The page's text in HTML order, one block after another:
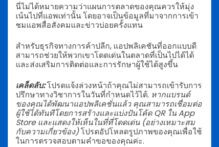
นี่ไม่ได้หมายความว่าแผนการตลาดของคุณควรให้มุ่ง
เน้นไปที่แอพเท่านั้น โดยอาจเป็นข้อมูลที่มาจากการเข้า
ชมแอพสื่อสังคมและข่าวบ่อยครั้งแทน
สำหรับธุรกิจทางการค้าปลีก, แอปพลิเคชันที่ออกแบบดี
สามารถช่วยให้พวกเขาโดดเด่นในตลาดที่เป็นไปได้ได้
และส่งเสริมการติดต่อและการรักษาผู้ใช้ได้สูงขึ้น
เคล็ดลับ:โปรดแจ้งล่วงหน้าถ้าคุณไม่สามารถเข้ารับการ
ปรึกษาทางวิชาการในวันที่กำหนดไว้ได้. หากแบรนด์
ของคุณได้พัฒนาแอปพลิเคชั่นแล้ว คุณสามารถเชื่อมต่อ
ผู้ใช้ได้ทันทีโดยการสร้างและแบ่งปันโค้ด QR ใน App
Store และแสดงให้เห็นในที่ที่โดดเด่น (อย่างเหมาะสม
กับความเกี่ยวข้อง)โปรดอัปโหลดรูปภาพของคุณเพื่อใช้
ในการตรวจสอบตามคำขอของคุณค่ะ.